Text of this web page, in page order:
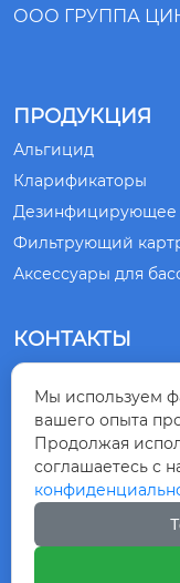
ООО ГРУППА
ПРОДУКЦИЯ
Альгицид
Кларификаторы
Дезинфицирующее
Фильтрующий
Аксессуары для
КОНТАКТЫ

 +86-532-
Мы используем
вашего опыта
Продолжая
соглашаетесь с